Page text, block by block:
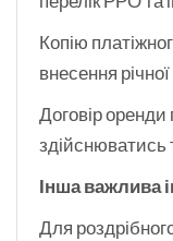
Копію
внесення
Договір
здійснюватись
Інша важлива
Для